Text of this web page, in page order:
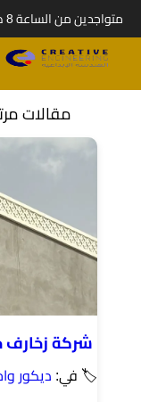
متواجدين من الساعة 8 ص إلى 10 م
مقالات
شركة
🏷 في: ديكور